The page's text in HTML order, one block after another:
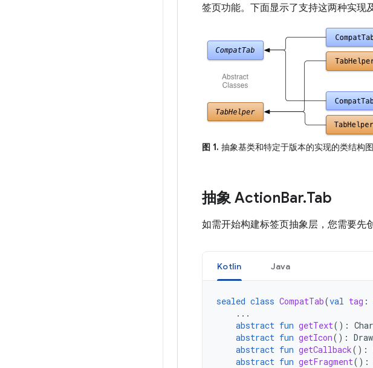
签页功能。下面显示了支持这两种实现
图 1. 抽象基类和特定于版本的实现的类结构图
抽象 ActionBar.Tab
如需开始构建标签页抽象层，您需要先
Kotlin Java
sealed class CompatTab(val tag :
...
abstract fun getText():
abstract fun getIcon():
abstract fun getCallback():
abstract fun getFragment():